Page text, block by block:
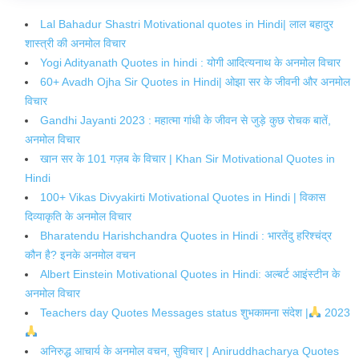
Lal Bahadur Shastri Motivational quotes in Hindi| लाल बहादुर
शास्त्री की अनमोल विचार
Yogi Adityanath Quotes in hindi : योगी आदित्यनाथ के अनमोल विचार
60+ Avadh Ojha Sir Quotes in Hindi| ओझा सर के जीवनी और अनमोल
विचार
Gandhi Jayanti 2023 : महात्मा गांधी के जीवन से जुड़े कुछ रोचक बातें,
अनमोल विचार
खान सर के 101 गज़ब के विचार | Khan Sir Motivational Quotes in
Hindi
100+ Vikas Divyakirti Motivational Quotes in Hindi | विकास
दिव्याकृति के अनमोल विचार
Bharatendu Harishchandra Quotes in Hindi : भारतेंदु हरिश्चंद्र
कौन है? इनके अनमोल वचन
Albert Einstein Motivational Quotes in Hindi: अल्बर्ट आइंस्टीन के
अनमोल विचार
Teachers day Quotes Messages status शुभकामना संदेश |
2023
अनिरुद्ध आचार्य के अनमोल वचन, सुविचार | Aniruddhacharya Quotes